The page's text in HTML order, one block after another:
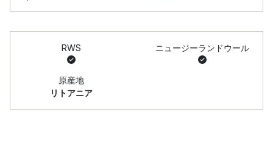
RWS ニュージーランドウール
原産地
リトアニア